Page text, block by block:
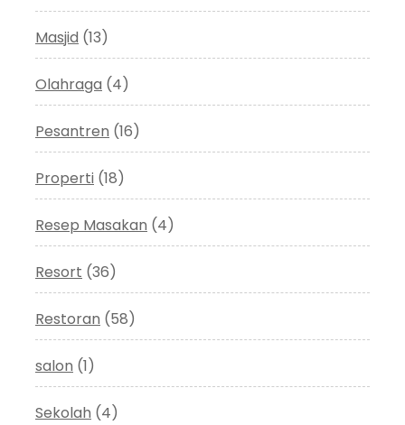
Masjid (13)
Olahraga (4)
Pesantren (16)
Properti (18)
Resep Masakan (4)
Resort (36)
Restoran (58)
salon (1)
Sekolah (4)